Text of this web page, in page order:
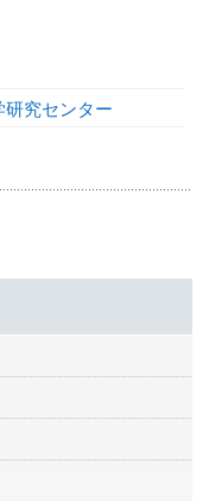
究センター